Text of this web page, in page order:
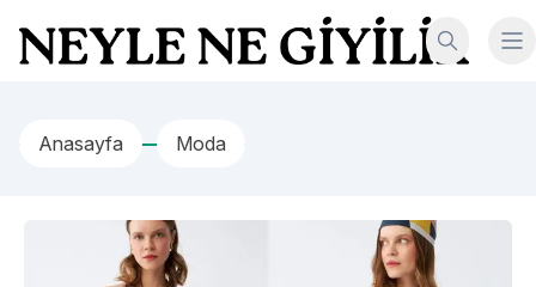
Neyle Ne Giyilir
Anasayfa Moda